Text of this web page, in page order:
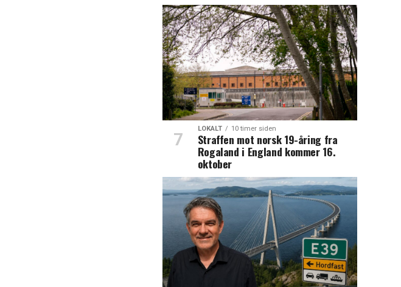
LOKALT 10 timer siden
Straffen mot norsk 19-åring fra
Rogaland i England kommer 16.
oktober